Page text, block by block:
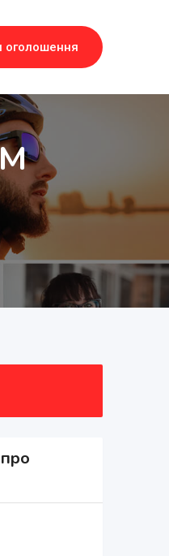
оголошення